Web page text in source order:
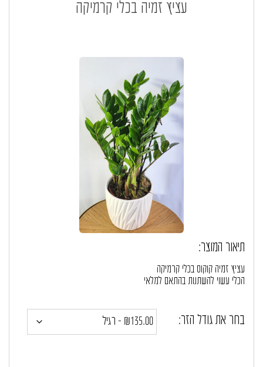
עציץ זמיה בכלי קרמיקה
תיאור המוצר:
עציץ זמיה קוקוס בכלי קרמיקה
הכלי עשוי להשתנות בהתאם למלאי
בחר את גודל הזר: